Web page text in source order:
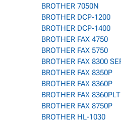
BROTHER 7050N
BROTHER DCP-1200
BROTHER DCP-1400
BROTHER FAX 4750
BROTHER FAX 5750
BROTHER FAX 8300
BROTHER FAX 8350P
BROTHER FAX 8360P
BROTHER FAX 8360PLT
BROTHER FAX 8750P
BROTHER HL-1030